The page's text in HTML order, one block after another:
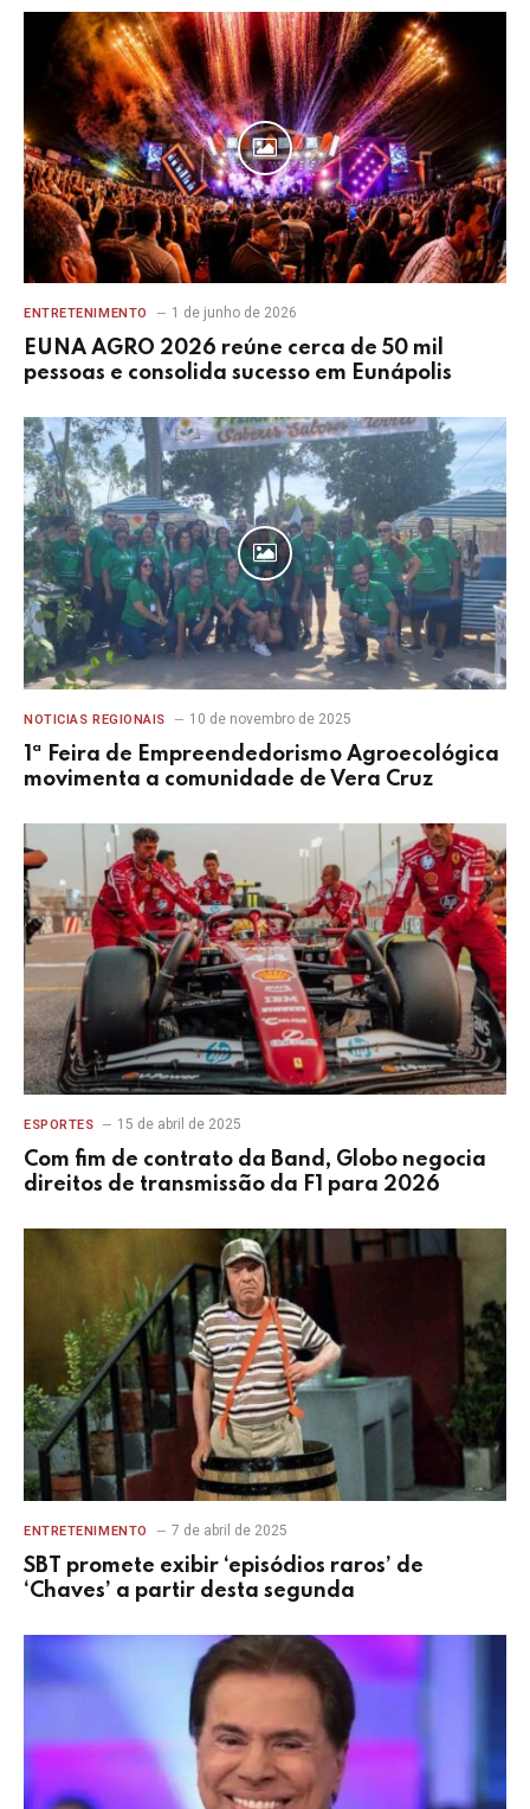
ENTRETENIMENTO 1 de junho de 2026
EUNA AGRO 2026 reúne cerca de 50 mil
pessoas e consolida sucesso em Eunápolis
NOTICIAS REGIONAIS 10 de novembro de 2025
1ª Feira de Empreendedorismo Agroecológica
movimenta a comunidade de Vera Cruz
ESPORTES 15 de abril de 2025
Com fim de contrato da Band, Globo negocia
direitos de transmissão da F1 para 2026
ENTRETENIMENTO 7 de abril de 2025
SBT promete exibir ‘episódios raros’ de
‘Chaves’ a partir desta segunda